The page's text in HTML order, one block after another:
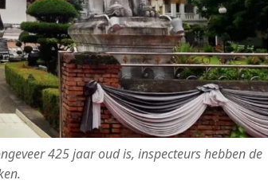
425 jaar oud is, inspecteurs hebben de